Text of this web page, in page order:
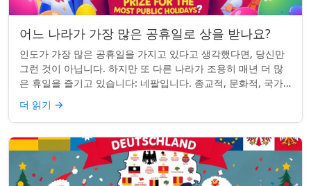
어느 나라가 가장 많은 공휴일로 상을 받나요?
인도가 가장 많은 공휴일을 가지고 있다고 생각했다면, 당신만
그런 것이 아닙니다. 하지만 또 다른 나라가 조용히 매년 더 많
은 휴일을 즐기고 있습니다: 네팔입니다. 종교적, 문화적, 국가
적 기념일이 혼합된 네팔은 현...
더 읽기 →